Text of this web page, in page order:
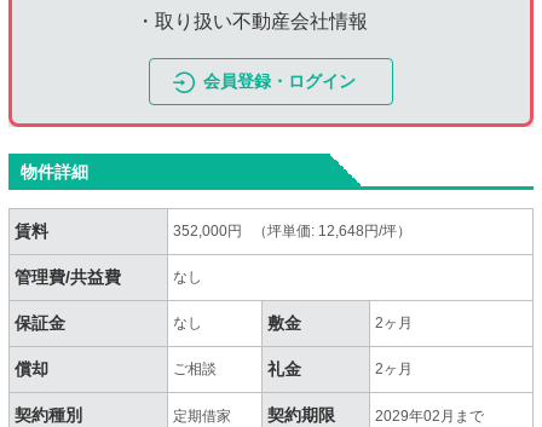
・取り扱い不動産会社情報
会員登録・ログイン
物件詳細
賃料 352,000円 （坪単価: 12,648円/坪）
管理費/共益費 なし
保証金 なし 敷金 2ヶ月
償却 ご相談 礼金 2ヶ月
契約種別 定期借家 契約期限 2029年02月まで